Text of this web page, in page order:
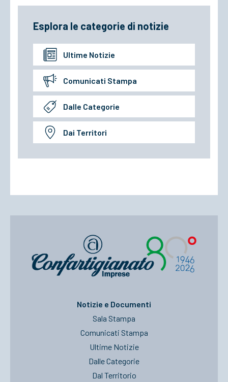
Esplora le categorie di notizie
Ultime Notizie
Comunicati Stampa
Dalle Categorie
Dai Territori
Notizie e Documenti
Sala Stampa
Comunicati Stampa
Ultime Notizie
Dalle Categorie
Dal Territorio